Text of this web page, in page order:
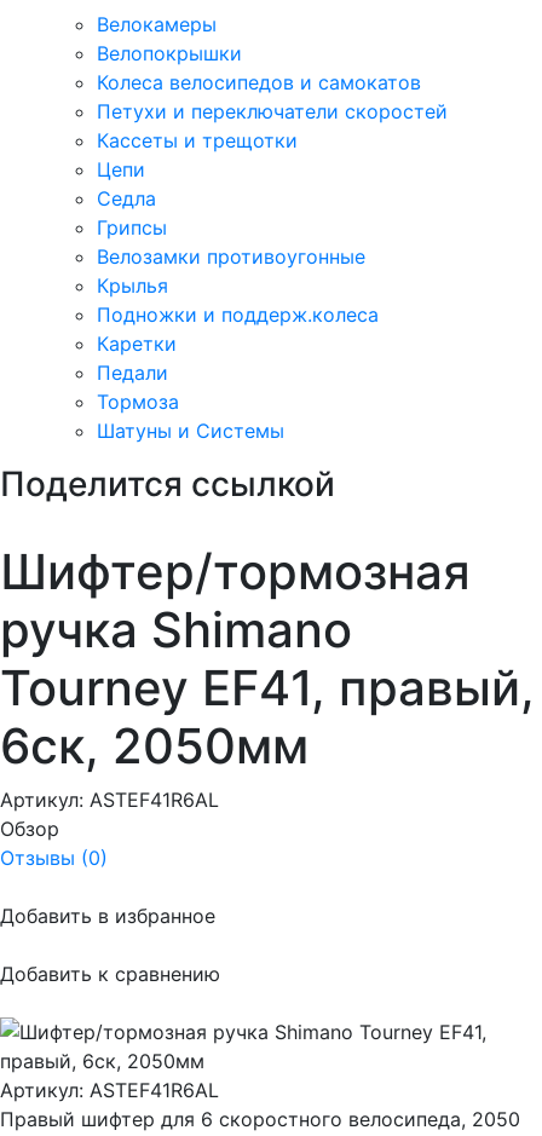
Велокамеры
Велопокрышки
Колеса велосипедов и самокатов
Петухи и переключатели скоростей
Кассеты и трещотки
Цепи
Седла
Грипсы
Велозамки противоугонные
Крылья
Подножки и поддерж.колеса
Каретки
Педали
Тормоза
Шатуны и Системы
Поделится ссылкой
Шифтер/тормозная
ручка Shimano
Tourney EF41, правый,
6ск, 2050мм
Артикул: ASTEF41R6AL
Обзор
Отзывы (0)
Добавить в избранное
Добавить к сравнению
Артикул: ASTEF41R6AL
Правый шифтер для 6 скоростного велосипеда, 2050